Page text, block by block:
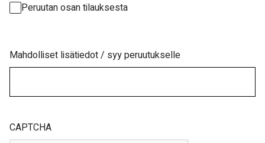
Peruutan osan tilauksesta
Mahdolliset lisätiedot / syy peruutukselle
CAPTCHA